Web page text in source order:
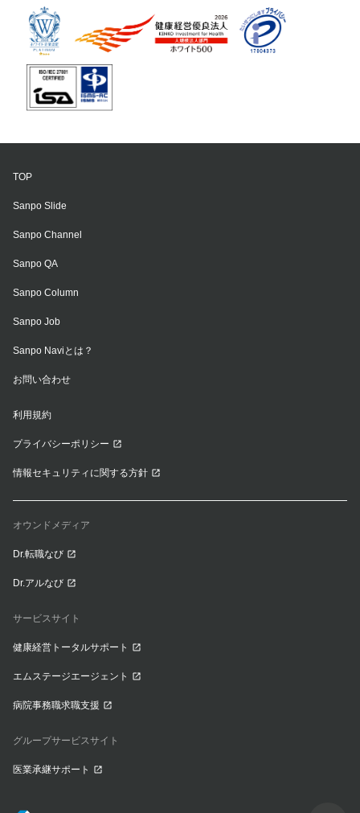
TOP
Sanpo Slide
Sanpo Channel
Sanpo QA
Sanpo Column
Sanpo Job
Sanpo Naviとは？
お問い合わせ
利用規約
プライバシーポリシー
情報セキュリティに関する方針
オウンドメディア
Dr.転職なび
Dr.アルなび
サービスサイト
健康経営トータルサポート
エムステージエージェント
病院事務職求職支援
グループサービスサイト
医業承継サポート